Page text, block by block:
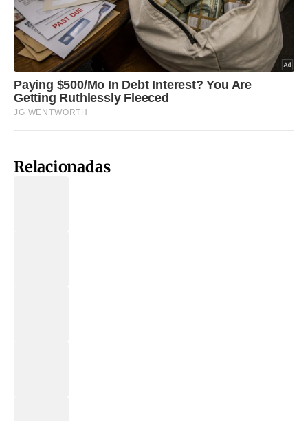
Relacionadas